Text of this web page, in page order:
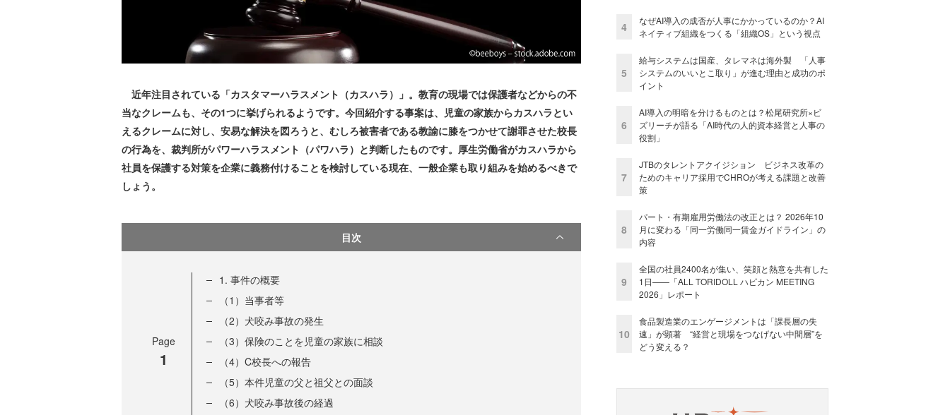
近年注目されている「カスタマーハラスメント（カスハラ）」。教育の現場では保護者などからの不
当なクレームも、その1つに挙げられるようです。今回紹介する事案は、児童の家族からカスハラとい
えるクレームに対し、安易な解決を図ろうと、むしろ被害者である教諭に膝をつかせて謝罪させた校長
の行為を、裁判所がパワーハラスメント（パワハラ）と判断したものです。厚生労働省がカスハラから
社員を保護する対策を企業に義務付けることを検討している現在、一般企業も取り組みを始めるべきで
しょう。
目次
Page
1
1. 事件の概要
（1）当事者等
（2）犬咬み事故の発生
（3）保険のことを児童の家族に相談
（4）C校長への報告
（5）本件児童の父と祖父との面談
（6）犬咬み事故後の経過
4
なぜAI導入の成否が人事にかかっているのか？AI
ネイティブ組織をつくる「組織OS」という視点
5
給与システムは国産、タレマネは海外製 「人事
システムのいいとこ取り」が進む理由と成功のポ
イント
6
AI導入の明暗を分けるものとは？松尾研究所×ビ
ズリーチが語る「AI時代の人的資本経営と人事の
役割」
7
JTBのタレントアクイジション ビジネス改革の
ためのキャリア採用でCHROが考える課題と改善
策
8
パート・有期雇用労働法の改正とは？ 2026年10
月に変わる「同一労働同一賃金ガイドライン」の
内容
9
全国の社員2400名が集い、笑顔と熱意を共有した
1日――「ALL TORIDOLL ハピカン MEETING
2026」レポート
10
食品製造業のエンゲージメントは「課長層の失
速」が顕著 “経営と現場をつなげない中間層”を
どう変える？